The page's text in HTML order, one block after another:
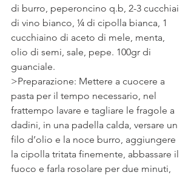
di burro, peperoncino q.b, 2-3 cucchiai
di vino bianco, ¼ di cipolla bianca, 1
cucchiaino di aceto di mele, menta,
olio di semi, sale, pepe. 100gr di
guanciale.
>Preparazione: Mettere a cuocere a
pasta per il tempo necessario, nel
frattempo lavare e tagliare le fragole a
dadini, in una padella calda, versare un
filo d’olio e la noce burro, aggiungere
la cipolla tritata finemente, abbassare il
fuoco e farla rosolare per due minuti,